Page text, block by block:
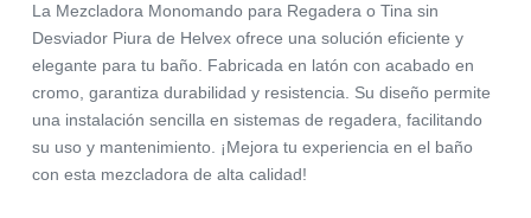
La Mezcladora Monomando para Regadera o Tina sin
Desviador Piura de Helvex ofrece una solución eficiente y
elegante para tu baño. Fabricada en latón con acabado en
cromo, garantiza durabilidad y resistencia. Su diseño permite
una instalación sencilla en sistemas de regadera, facilitando
su uso y mantenimiento. ¡Mejora tu experiencia en el baño
con esta mezcladora de alta calidad!